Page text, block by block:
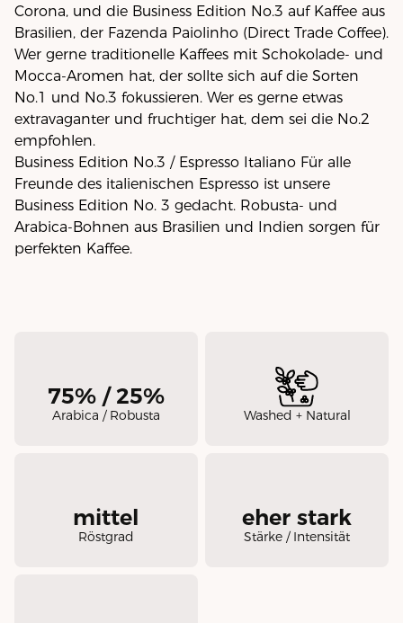
Corona, und die Business Edition No.3 auf Kaffee aus
Brasilien, der Fazenda Paiolinho (Direct Trade Coffee).
Wer gerne traditionelle Kaffees mit Schokolade- und
Mocca-Aromen hat, der sollte sich auf die Sorten
No.1 und No.3 fokussieren. Wer es gerne etwas
extravaganter und fruchtiger hat, dem sei die No.2
empfohlen.
Business Edition No.3 / Espresso Italiano Für alle
Freunde des italienischen Espresso ist unsere
Business Edition No. 3 gedacht. Robusta- und
Arabica-Bohnen aus Brasilien und Indien sorgen für
perfekten Kaffee.
75% / 25%
Arabica / Robusta Washed + Natural
mittel
Röstgrad
eher stark
Stärke / Intensität